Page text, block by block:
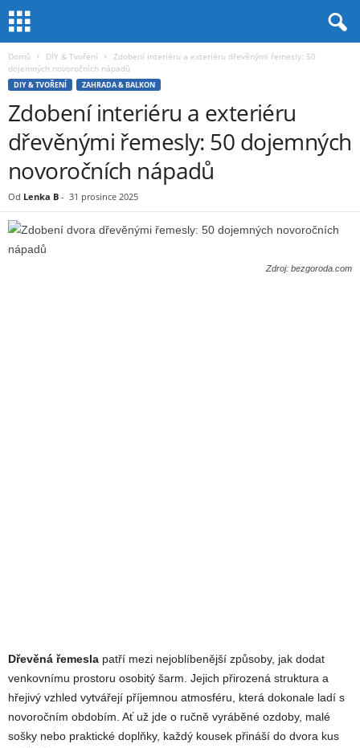
Domů DIY & Tvoření
Zdobení interiéru a exteriéru dřevěnými řemesly: 50
dojemných novoročních nápadů
DIY & TVOŘENÍ ZAHRADA & BALKON
Zdobení interiéru a exteriéru
dřevěnými řemesly: 50 dojemných
novoročních nápadů
Od Lenka B - 31 prosince 2025
Zdroj: bezgoroda.com
Dřevěná řemesla patří mezi nejoblíbenější způsoby, jak dodat
venkovnímu prostoru osobitý šarm. Jejich přirozená struktura a
hřejivý vzhled vytvářejí příjemnou atmosféru, která dokonale ladí s
novoročním obdobím. Ať už jde o ručně vyráběné ozdoby, malé
sošky nebo praktické doplňky, každý kousek přináší do dvora kus